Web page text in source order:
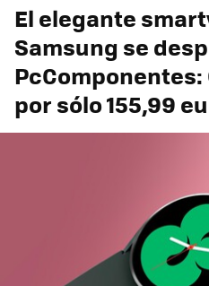
El elegante
Samsung se
por sólo 155,99